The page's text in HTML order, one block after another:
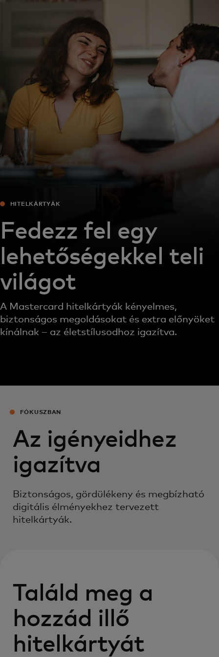
Vállalkozásoknak
A világért
Innovátoroknak
Hírek és trendek
HITELKÁRTYÁK
Fedezz fel egy
lehetőségekkel teli
világot
A Mastercard hitelkártyák kényelmes,
biztonságos megoldásokat és extra előnyöket
kínálnak – az életstílusodhoz igazítva.
FÓKUSZBAN
Az igényeidhez
igazítva
Biztonságos, gördülékeny és megbízható
digitális élményekhez tervezett
hitelkártyák.
Találd meg a
hozzád illő
hitelkártyát